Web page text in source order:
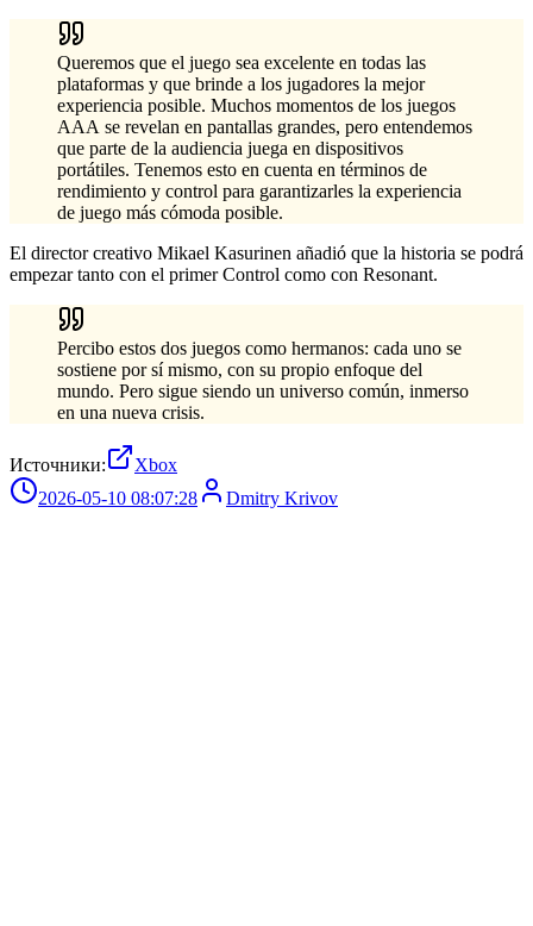
Queremos que el juego sea excelente en todas las
plataformas y que brinde a los jugadores la mejor
experiencia posible. Muchos momentos de los juegos
AAA se revelan en pantallas grandes, pero entendemos
que parte de la audiencia juega en dispositivos
portátiles. Tenemos esto en cuenta en términos de
rendimiento y control para garantizarles la experiencia
de juego más cómoda posible.
El director creativo Mikael Kasurinen añadió que la historia se podrá
empezar tanto con el primer Control como con Resonant.
Percibo estos dos juegos como hermanos: cada uno se
sostiene por sí mismo, con su propio enfoque del
mundo. Pero sigue siendo un universo común, inmerso
en una nueva crisis.
Источники:
Xbox
2026-05-10 08:07:28
Dmitry Krivov